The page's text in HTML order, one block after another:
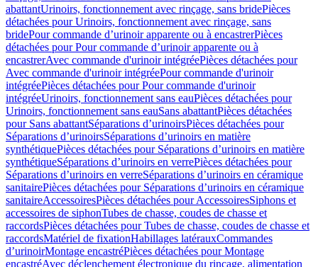
abattantUrinoirs, fonctionnement avec rinçage, sans bridePièces
détachées pour Urinoirs, fonctionnement avec rinçage, sans
bridePour commande d’urinoir apparente ou à encastrerPièces
détachées pour Pour commande d’urinoir apparente ou à
encastrerAvec commande d'urinoir intégréePièces détachées pour
Avec commande d'urinoir intégréePour commande d'urinoir
intégréePièces détachées pour Pour commande d'urinoir
intégréeUrinoirs, fonctionnement sans eauPièces détachées pour
Urinoirs, fonctionnement sans eauSans abattantPièces détachées
pour Sans abattantSéparations d’urinoirsPièces détachées pour
Séparations d’urinoirsSéparations d’urinoirs en matière
synthétiquePièces détachées pour Séparations d’urinoirs en matière
synthétiqueSéparations d’urinoirs en verrePièces détachées pour
Séparations d’urinoirs en verreSéparations d’urinoirs en céramique
sanitairePièces détachées pour Séparations d’urinoirs en céramique
sanitaireAccessoiresPièces détachées pour AccessoiresSiphons et
accessoires de siphonTubes de chasse, coudes de chasse et
raccordsPièces détachées pour Tubes de chasse, coudes de chasse et
raccordsMatériel de fixationHabillages latérauxCommandes
dʼurinoirMontage encastréPièces détachées pour Montage
encastréAvec déclenchement électronique du rinçage, alimentation